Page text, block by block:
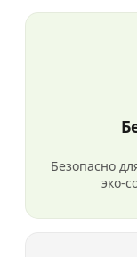
Безопасно
эко-